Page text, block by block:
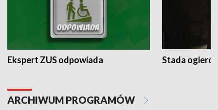
Ekspert ZUS odpowiada Stada
ARCHIWUM PROGRAMÓW